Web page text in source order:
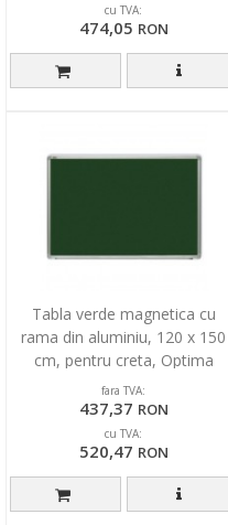
cu TVA:
474,05 RON
Tabla verde magnetica cu
rama din aluminiu, 120 x 150
cm, pentru creta, Optima
fara TVA:
437,37 RON
cu TVA:
520,47 RON